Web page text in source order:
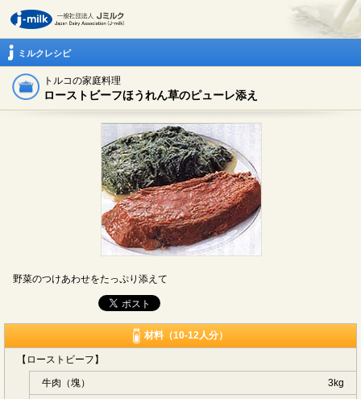
ミルクレシピ
トルコの家庭料理
ローストビーフほうれん草のピューレ添え
野菜のつけあわせをたっぷり添えて
材料（10-12人分）
【ローストビーフ】
牛肉（塊） 3kg